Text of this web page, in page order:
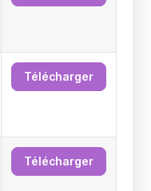
Télécharger
Télécharger